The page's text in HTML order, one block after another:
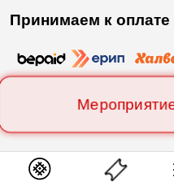
Принимаем к оплате